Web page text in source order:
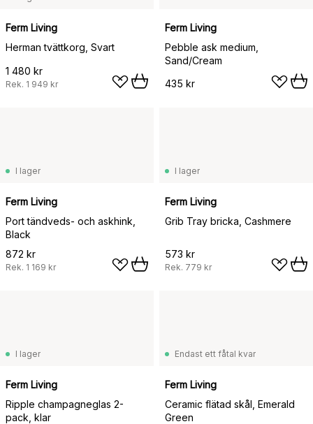
Ferm Living
Herman tvättkorg, Svart
1 480 kr
Rek. 1 949 kr
Ferm Living
Pebble ask medium,
Sand/Cream
435 kr
I lager
Ferm Living
Port tändveds- och askhink,
Black
872 kr
Rek. 1 169 kr
I lager
Ferm Living
Grib Tray bricka, Cashmere
573 kr
Rek. 779 kr
I lager
Ferm Living
Ripple champagneglas 2-
pack, klar
Endast ett fåtal kvar
Ferm Living
Ceramic flätad skål, Emerald
Green